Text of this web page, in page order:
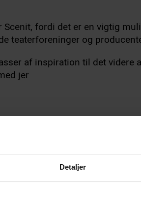
Detaljer
fordi det er en vigtig
teaterforeninger og
af inspiration til det videre
jer